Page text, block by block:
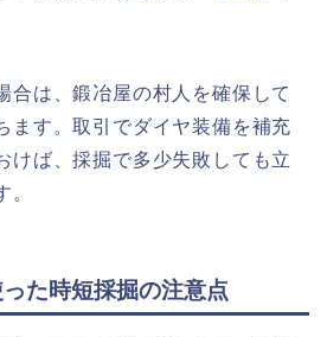
合は、鍛冶屋の村人を確保して
ます。取引でダイヤ装備を補充
けば、採掘で多少失敗しても立
。
た時短採掘の注意点